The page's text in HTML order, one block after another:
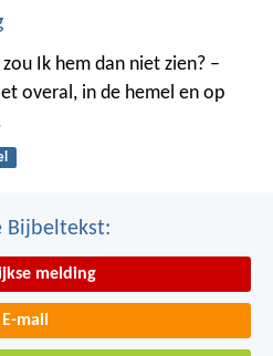
zou Ik hem dan niet zien? –
overal, in de hemel en op
Bijbeltekst:
melding
E-mail